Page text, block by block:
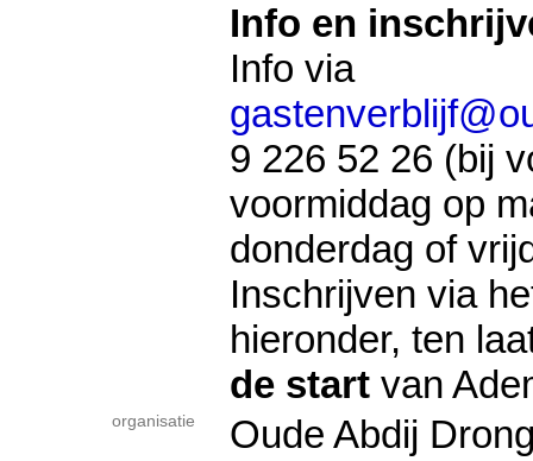
Info en
Info via
9 226 52 26 (bij
voormiddag op
donderdag of
Inschrijven via
hieronder, ten
de start van
organisatie Oude Abdij